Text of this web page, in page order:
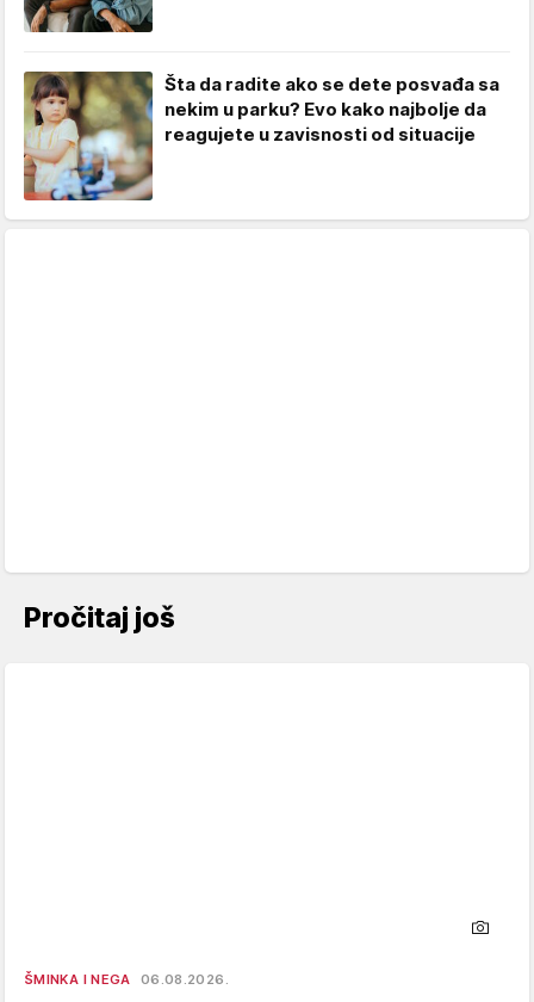
Šta da radite ako se dete posvađa sa
nekim u parku? Evo kako najbolje da
reagujete u zavisnosti od situacije
Pročitaj još
ŠMINKA I NEGA 06.08.2026.